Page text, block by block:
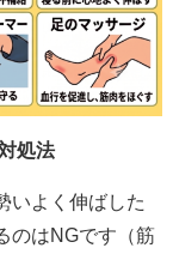
処法
いよく伸ばした
のはNGです（筋